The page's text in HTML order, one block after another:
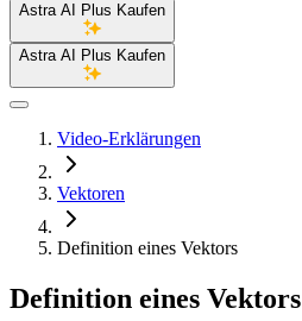
Astra AI Plus Kaufen
Astra AI Plus Kaufen
Video-Erklärungen
Vektoren
Definition eines Vektors
Definition eines Vektors